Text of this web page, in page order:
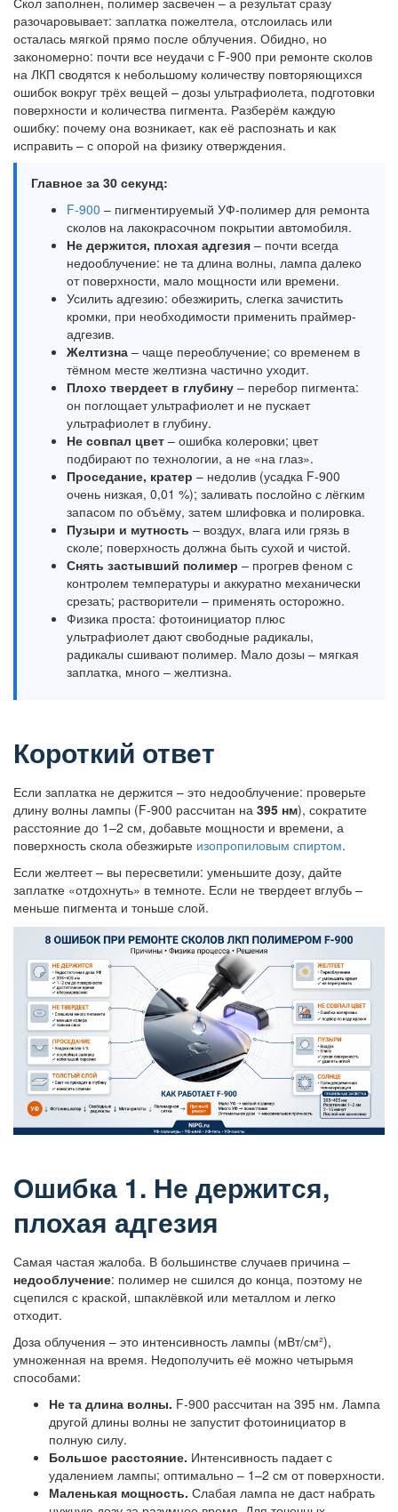
разочаровывает: заплатка пожелтела, отслоилась или
осталась мягкой прямо после облучения. Обидно, но
закономерно: почти все неудачи с F-900 при ремонте сколов
на ЛКП сводятся к небольшому количеству повторяющихся
ошибок вокруг трёх вещей – дозы ультрафиолета, подготовки
поверхности и количества пигмента. Разберём каждую
ошибку: почему она возникает, как её распознать и как
исправить – с опорой на физику отверждения.
Главное за 30 секунд:
F-900 – пигментируемый УФ-полимер для ремонта
сколов на лакокрасочном покрытии автомобиля.
Не держится, плохая адгезия – почти всегда
недооблучение: не та длина волны, лампа далеко
от поверхности, мало мощности или времени.
Усилить адгезию: обезжирить, слегка зачистить
кромки, при необходимости применить праймер-
адгезив.
Желтизна – чаще переоблучение; со временем в
тёмном месте желтизна частично уходит.
Плохо твердеет в глубину – перебор пигмента:
он поглощает ультрафиолет и не пускает
ультрафиолет в глубину.
Не совпал цвет – ошибка колеровки; цвет
подбирают по технологии, а не «на глаз».
Проседание, кратер – недолив (усадка F-900
очень низкая, 0,01 %); заливать послойно с лёгким
запасом по объёму, затем шлифовка и полировка.
Пузыри и мутность – воздух, влага или грязь в
сколе; поверхность должна быть сухой и чистой.
Снять застывший полимер – прогрев феном с
контролем температуры и аккуратно механически
срезать; растворители – применять осторожно.
Физика проста: фотоинициатор плюс
ультрафиолет дают свободные радикалы,
радикалы сшивают полимер. Мало дозы – мягкая
заплатка, много – желтизна.
Короткий ответ
Если заплатка не держится – это недооблучение: проверьте
длину волны лампы (F-900 рассчитан на 395 нм), сократите
расстояние до 1–2 см, добавьте мощности и времени, а
поверхность скола обезжирьте изопропиловым спиртом.
Если желтеет – вы пересветили: уменьшите дозу, дайте
заплатке «отдохнуть» в темноте. Если не твердеет вглубь –
меньше пигмента и тоньше слой.
Ошибка 1. Не держится,
плохая адгезия
Самая частая жалоба. В большинстве случаев причина –
недооблучение: полимер не сшился до конца, поэтому не
сцепился с краской, шпаклёвкой или металлом и легко
отходит.
Доза облучения – это интенсивность лампы (мВт/см²),
умноженная на время. Недополучить её можно четырьмя
способами:
Не та длина волны. F-900 рассчитан на 395 нм. Лампа
другой длины волны не запустит фотоинициатор в
полную силу.
Большое расстояние. Интенсивность падает с
удалением лампы; оптимально – 1–2 см от поверхности.
Маленькая мощность. Слабая лампа не даст набрать